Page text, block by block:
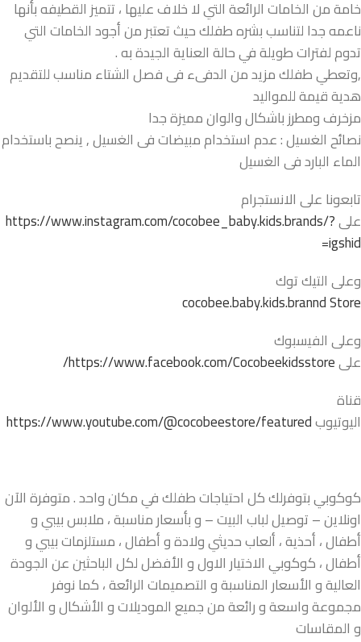
خامة من الخامات الرائعة التي لا خلاف عليها ، تتميز القطيفه بأنها
ناعمه جدا لتناسب بشره طفلك حيث تعتبر من أجود الخامات التي
تدوم لفترات طويلة في حالة العناية الجيدة به .
,وتعطي طفلك مزيد من الدفىء فى فصل الشتاء مناسب للتقديم
هدية قيمة للمواليد
مزخرف ومطرز باشكال والوان مميزة جدا
نصائح الغسيل : عدم استخدام مبيضات فى الغسيل , ينصح باستخدام
الماء البارد فى الغسيل
تابعونا على الانستجرام
علىhttps://www.instagram.com/cocobee_baby.kids.brands/?
igshid=
وعلى التيك توك
cocobee.baby.kids.brannd Store
وعلى الفيسبوك
علىhttps://www.facebook.com/Cocobeekidsstore/
قناة
اليوتيوبhttps://www.youtube.com/@cocobeestore/featured
كوكوبي بتوفرلك كل احتياجات طفلك في مكان واحد . متوفرة الآن
اونلاين – توصيل لباب البيت – و بأسعار مناسبة ، ملابس بيبي و
أطفال ، أحذية ، ألعاب حديثي ولادة و أطفال ، مستلزمات بيبي و
أطفال ، كوكوبي الاختيار الاول و الأفضل لكل الباحثين عن الجودة
العالية و الأسعار المناسبة و التصميمات الرائعة ، كما نوفر
مجموعة واسعة و رائعة من جميع الموديلات و الأشكال و الألوان
و المقاسات